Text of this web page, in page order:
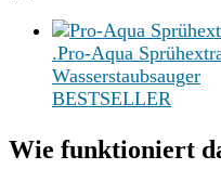
.Pro-Aqua
Wasserstaubsauger
BESTSELLER
Wie funktioniert